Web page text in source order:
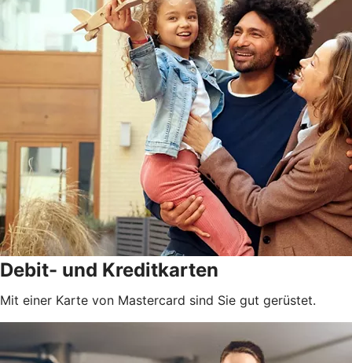
Debit- und Kreditkarten
Mit einer Karte von Mastercard sind Sie gut gerüstet.